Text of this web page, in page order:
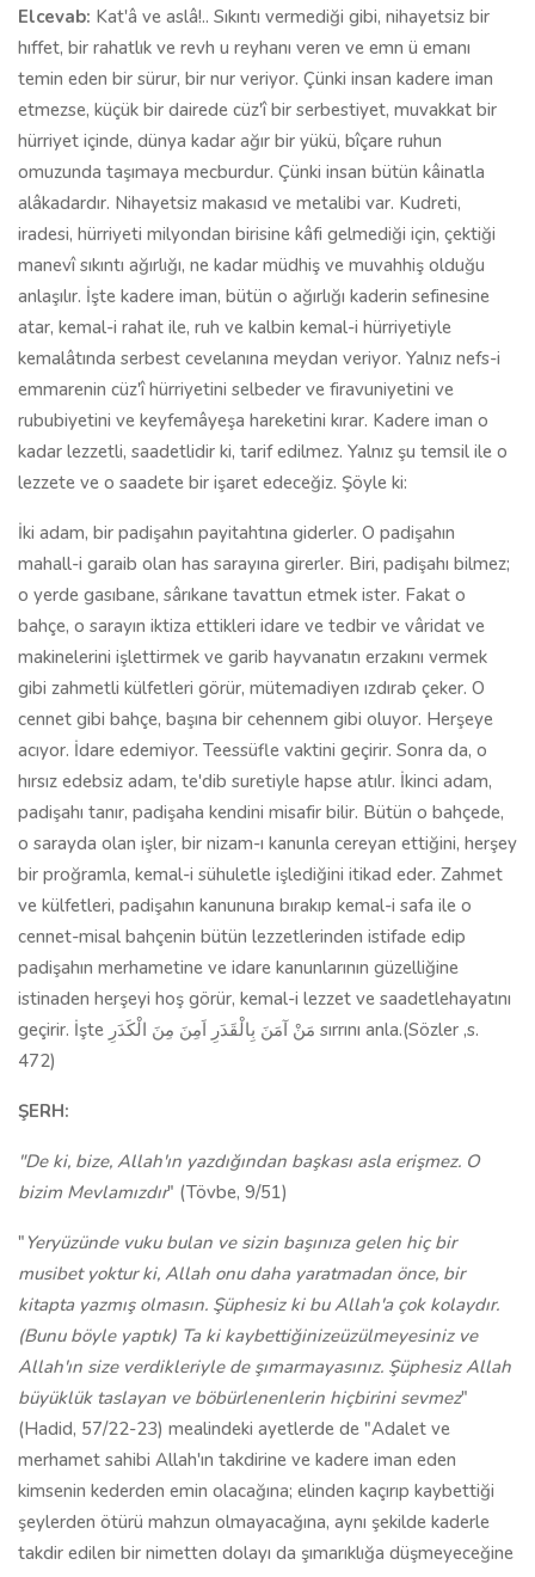
Elcevab: Kat'â ve aslâ!.. Sıkıntı vermediği gibi, nihayetsiz bir
hıffet, bir rahatlık ve revh u reyhanı veren ve emn ü emanı
temin eden bir sürur, bir nur veriyor. Çünki insan kadere iman
etmezse, küçük bir dairede cüz'î bir serbestiyet, muvakkat bir
hürriyet içinde, dünya kadar ağır bir yükü, bîçare ruhun
omuzunda taşımaya mecburdur. Çünki insan bütün kâinatla
alâkadardır. Nihayetsiz makasıd ve metalibi var. Kudreti,
iradesi, hürriyeti milyondan birisine kâfi gelmediği için, çektiği
manevî sıkıntı ağırlığı, ne kadar müdhiş ve muvahhiş olduğu
anlaşılır. İşte kadere iman, bütün o ağırlığı kaderin sefinesine
atar, kemal-i rahat ile, ruh ve kalbin kemal-i hürriyetiyle
kemalâtında serbest cevelanına meydan veriyor. Yalnız nefs-i
emmarenin cüz'î hürriyetini selbeder ve firavuniyetini ve
rububiyetini ve keyfemâyeşa hareketini kırar. Kadere iman o
kadar lezzetli, saadetlidir ki, tarif edilmez. Yalnız şu temsil ile o
lezzete ve o saadete bir işaret edeceğiz. Şöyle ki:
İki adam, bir padişahın payitahtına giderler. O padişahın
mahall-i garaib olan has sarayına girerler. Biri, padişahı bilmez;
o yerde gasıbane, sârıkane tavattun etmek ister. Fakat o
bahçe, o sarayın iktiza ettikleri idare ve tedbir ve vâridat ve
makinelerini işlettirmek ve garib hayvanatın erzakını vermek
gibi zahmetli külfetleri görür, mütemadiyen ızdırab çeker. O
cennet gibi bahçe, başına bir cehennem gibi oluyor. Herşeye
acıyor. İdare edemiyor. Teessüfle vaktini geçirir. Sonra da, o
hırsız edebsiz adam, te'dib suretiyle hapse atılır. İkinci adam,
padişahı tanır, padişaha kendini misafir bilir. Bütün o bahçede,
o sarayda olan işler, bir nizam-ı kanunla cereyan ettiğini, herşey
bir proğramla, kemal-i sühuletle işlediğini itikad eder. Zahmet
ve külfetleri, padişahın kanununa bırakıp kemal-i safa ile o
cennet-misal bahçenin bütün lezzetlerinden istifade edip
padişahın merhametine ve idare kanunlarının güzelliğine
istinaden herşeyi hoş görür, kemal-i lezzet ve saadetlehayatını
geçirir. İşte مَنْ آمَنَ بِالْقَدَرِ اَمِنَ مِنَ الْكَدَرِ sırrını anla.(Sözler ,s.
472)
ŞERH:
"De ki, bize, Allah'ın yazdığından başkası asla erişmez. O
bizim Mevlamızdır" (Tövbe, 9/51)
" Yeryüzünde vuku bulan ve sizin başınıza gelen hiç bir
musibet yoktur ki, Allah onu daha yaratmadan önce, bir
kitapta yazmış olmasın. Şüphesiz ki bu Allah'a çok kolaydır.
(Bunu böyle yaptık) Ta ki kaybettiğinizeüzülmeyesiniz ve
Allah'ın size verdikleriyle de şımarmayasınız. Şüphesiz Allah
büyüklük taslayan ve böbürlenenlerin hiçbirini sevmez"
(Hadid, 57/22-23) mealindeki ayetlerde de "Adalet ve
merhamet sahibi Allah'ın takdirine ve kadere iman eden
kimsenin kederden emin olacağına; elinden kaçırıp kaybettiği
şeylerden ötürü mahzun olmayacağına, aynı şekilde kaderle
takdir edilen bir nimetten dolayı da şımarıklığa düşmeyeceğine